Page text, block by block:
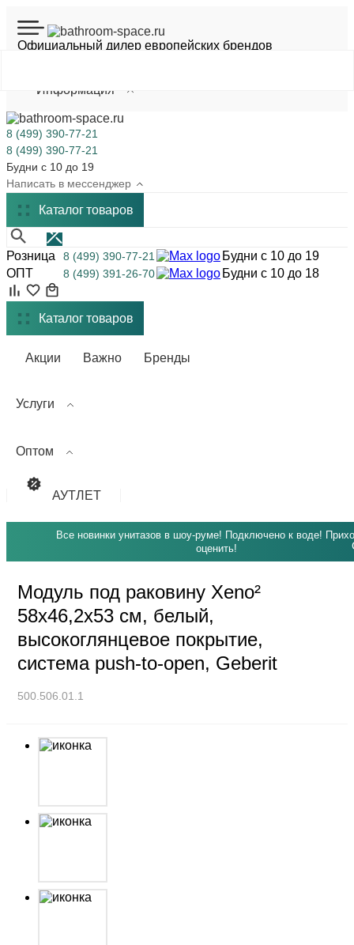
Официальный дилер европейских брендов
Информация
8 (499) 390-77-21
8 (499) 390-77-21
Будни с 10 до 19
Написать в мессенджер
Каталогтоваров
Розница 8 (499) 390-77-21
Будни с 10 до 19
ОПТ
8 (499) 391-26-70 Будни с 10 до 18
Каталог товаров
Акции Важно Бренды
Услуги
Оптом
АУТЛЕТ
Все новинки унитазов в шоу-руме! Подключено к воде!
оценить!
Модуль под раковину Xeno²
58х46,2х53 см, белый,
высокоглянцевое покрытие,
система push-to-open, Geberit
500.506.01.1